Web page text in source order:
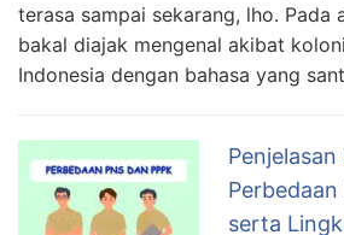
terasa sampai sekarang, lho. Pada
bakal diajak mengenal akibat
Indonesia dengan bahasa yang
Perbedaan
serta